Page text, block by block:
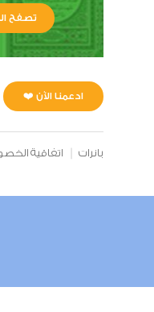
تصفح
ادعمنا الآن ❤️
بانرات اتفاقية